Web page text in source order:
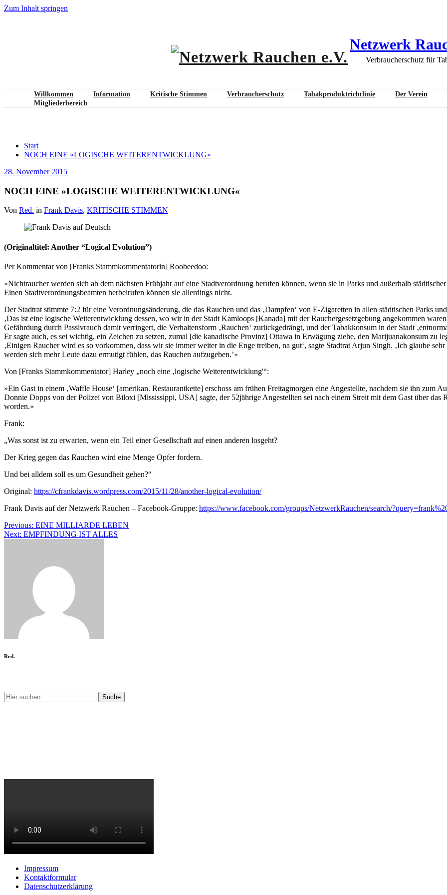
Zum Inhalt springen
Netzwerk
Verbraucherschutz für
Willkommen Information Kritische Stimmen Verbraucherschutz Tabakproduktrichtlinie Der Verein
Mitgliederbereich
Start
NOCH EINE »LOGISCHE WEITERENTWICKLUNG«
28. November 2015
NOCH EINE »LOGISCHE WEITERENTWICKLUNG«
Von Red. in Frank Davis, KRITISCHE STIMMEN
(Originaltitel: Another “Logical Evolution”)
Per Kommentar von [Franks Stammkommentatorin] Roobeedoo:
»Nichtraucher werden sich ab dem nächsten Frühjahr auf eine Stadtverordnung berufen können, wenn sie in Parks und außerhalb
Einen Stadtverordnungsbeamten herbeirufen können sie allerdings nicht.
Der Stadtrat stimmte 7:2 für eine Verordnungsänderung, die das Rauchen und das ‚Dampfen‘ von E-Zigaretten in allen städtischen Parks
‚Das ist eine logische Weiterentwicklung dessen, wo wir in der Stadt Kamloops [Kanada] mit der Rauchergesetzgebung angekommen
Gefährdung durch Passivrauch damit verringert, die Verhaltensform ‚Rauchen‘ zurückgedrängt, und der Tabakkonsum in der Stadt
Er sagte auch, es sei wichtig, ein Zeichen zu setzen, zumal [die kanadische Provinz] Ottawa in Erwägung ziehe, den Marijuanakonsum zu
‚Einigen Raucher wird es so vorkommen, dass wir sie immer weiter in die Enge treiben, na gut‘, sagte Stadtrat Arjun Singh. ‚Ich glaube
werden sich mehr Leute dazu ermutigt fühlen, das Rauchen aufzugeben.’«
Von [Franks Stammkommentator] Harley „noch eine ‚logische Weiterentwicklung'“:
»Ein Gast in einem ‚Waffle House‘ [amerikan. Restaurantkette] erschoss am frühen Freitagmorgen eine Angestellte, nachdem sie ihn zum
Donnie Dopps von der Polizei von Biloxi [Mississippi, USA] sagte, der 52jährige Angestellten sei nach einem Streit mit dem Gast über das
worden.«
Frank:
„Was sonst ist zu erwarten, wenn ein Teil einer Gesellschaft auf einen anderen losgeht?
Der Krieg gegen das Rauchen wird eine Menge Opfer fordern.
Und bei alldem soll es um Gesundheit gehen?“
Original: https://cfrankdavis.wordpress.com/2015/11/28/another-logical-evolution/
Frank Davis auf der Netzwerk Rauchen – Facebook-Gruppe: https://www.facebook.com/groups/NetzwerkRauchen/search/
Beitragsnavigation
Previous: EINE MILLIARDE LEBEN
Next: EMPFINDUNG IST ALLES
Red.
Impressum
Kontaktformular
Datenschutzerklärung